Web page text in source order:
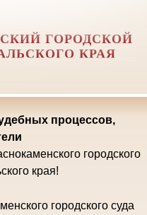
ГОРОДСКОЙ
КРАЯ
процессов,
городского
края!
городского суда